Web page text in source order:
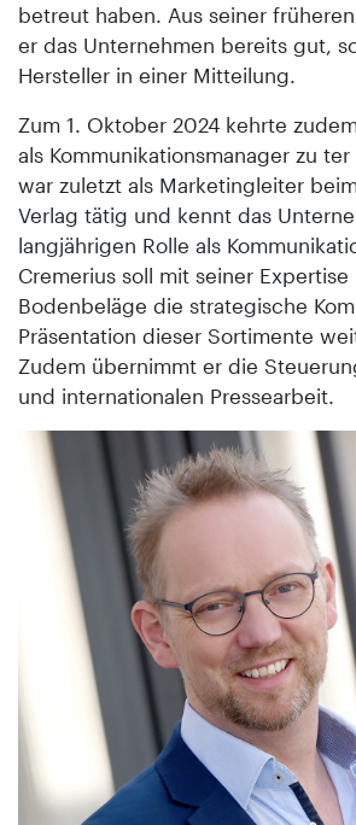
betreut haben. Aus seiner
er das Unternehmen bereits gut,
Hersteller in einer Mitteilung.
Zum 1. Oktober 2024 kehrte
als Kommunikationsmanager zu
war zuletzt als Marketingleiter
Verlag tätig und kennt das
langjährigen Rolle als
Cremerius soll mit seiner Expertise
Bodenbeläge die strategische
Präsentation dieser Sortimente
Zudem übernimmt er die
und internationalen Pressearbeit.